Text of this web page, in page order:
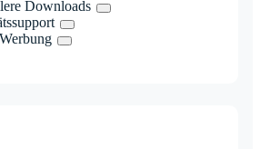
Downloads